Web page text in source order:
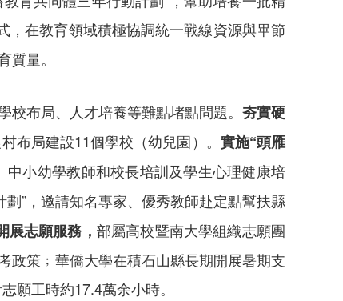
，在教育領域積極協調統一戰線資源與畢節
量。
布局、人才培養等難點堵點問題。 夯實硬
布局建設11個學校（幼兒園）。 實施“頭雁
小幼學教師和校長培訓及學生心理健康培
劃”，邀請知名專家、優秀教師赴定點幫扶縣
展志願服務， 部屬高校暨南大學組織志願團
政策﹔華僑大學在積石山縣長期開展暑期支
願工時約17.4萬余小時。